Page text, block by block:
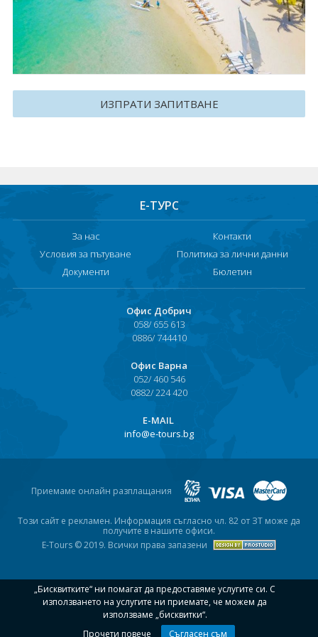
Круизи
Уикенд програми
ДЕСТИНАЦИИ
Египет
Сърбия - E-Tours
Турция
Унгария
Испания
Франция
Швеция
ИЗПРАТИ ЗАПИТВАНЕ
Е-ТУРС
За нас
Контакти
Условия за пътуване
Политика за лични данни
Документи
Бюлетин
Офис Добрич
058/ 655 613
0886/ 744410
Офис Варна
052/ 460 546
0882/ 224 420
Е-MAIL
info@e-tours.bg
Приемаме онлайн разплащания
Този сайт е рекламен. Информация съгласно чл. 82 от ЗТ може да
получите в нашите офиси.
E-Tours © 2019. Всички права запазени
„Бисквитките“ ни помагат да предоставяме услугите си. С
използването на услугите ни приемате, че можем да
използваме „бисквитки“.
Прочети повече
Съгласен съм